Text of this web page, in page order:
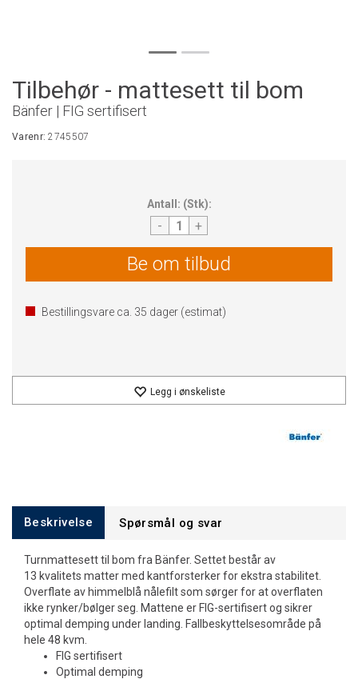
Tilbehør - mattesett til bom
Bänfer | FIG sertifisert
Varenr:2745507
Antall: (Stk):
- +
Be om tilbud
Bestillingsvare ca. 35 dager (estimat)
Legg i ønskeliste
Beskrivelse Spørsmål og svar
Turnmattesett til bom fra Bänfer. Settet består av
13 kvalitets matter med kantforsterker for ekstra stabilitet.
Overflate av himmelblå nålefilt som sørger for at overflaten
ikke rynker/bølger seg. Mattene er FIG-sertifisert og sikrer
optimal demping under landing. Fallbeskyttelsesområde på
hele 48 kvm.
FIG sertifisert
Optimal demping